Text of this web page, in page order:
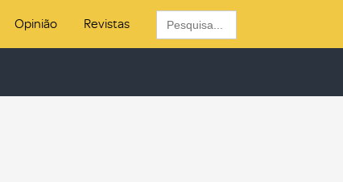
Opinião Revistas
Search
for: